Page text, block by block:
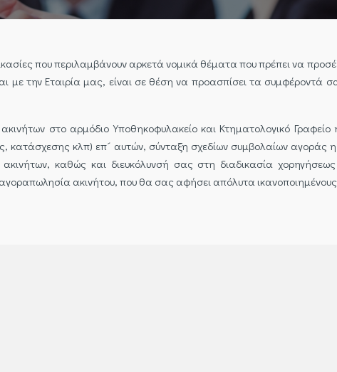
που περιλαμβάνουν αρκετά νομικά θέματα που πρέπει να
με την Εταιρία μας, είναι σε θέση να προασπίσει τα συμφέροντά
στο αρμόδιο Υποθηκοφυλακείο και Κτηματολογικό
κατάσχεσης κλπ) επ´ αυτών, σύνταξη σχεδίων συμβολαίων αγοράς
καθώς και διευκόλυνσή σας στη διαδικασία
ακινήτου, που θα σας αφήσει απόλυτα